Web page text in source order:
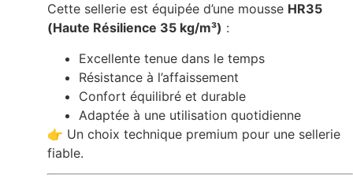
Cette sellerie est équipée d’une mousse HR35
(Haute Résilience 35 kg/m³) :
Excellente tenue dans le temps
Résistance à l’affaissement
Confort équilibré et durable
Adaptée à une utilisation quotidienne
👉 Un choix technique premium pour une sellerie
fiable.